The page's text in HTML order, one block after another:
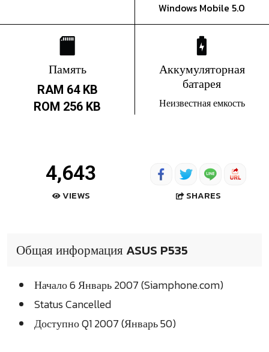
Windows Mobile 5.0
Память
RAM 64 KB
ROM 256 KB
Аккумуляторная
батарея
Неизвестная емкость
4,643
VIEWS SHARES
Общая информация ASUS P535
Начало 6 Январь 2007 (Siamphone.com)
Status Cancelled
Доступно Q1 2007 (Январь 50)